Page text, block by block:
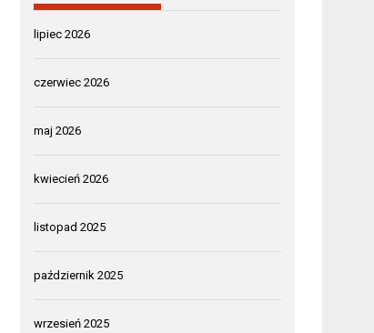
lipiec 2026
czerwiec 2026
maj 2026
kwiecień 2026
listopad 2025
październik 2025
wrzesień 2025